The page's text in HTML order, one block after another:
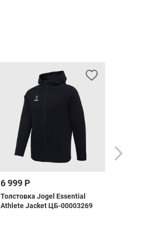
6 999 Р
Толстовка Jogel Essential
Athlete Jacket ЦБ-00003269